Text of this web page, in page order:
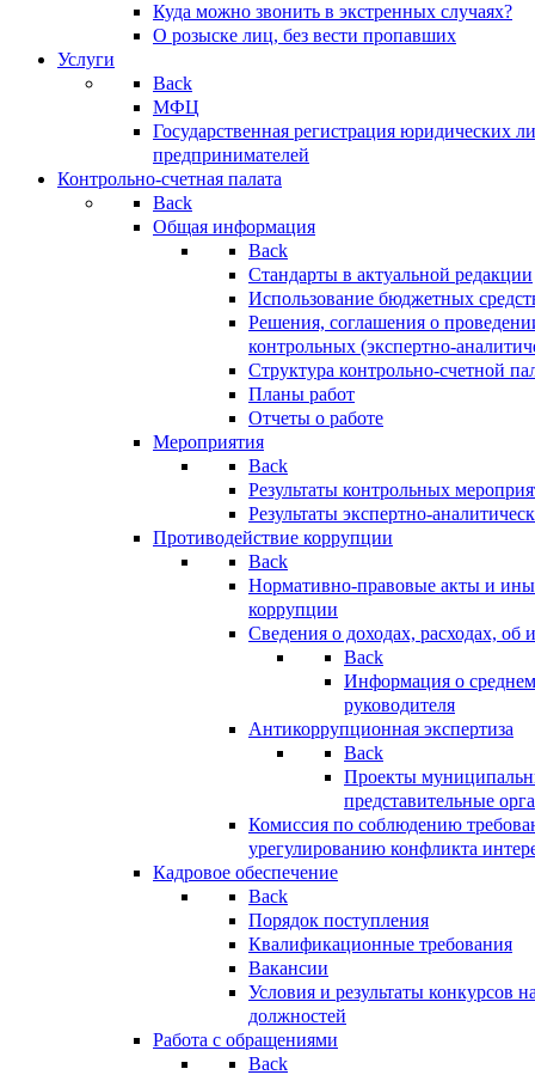
Куда можно звонить в экстренных случаях?
О розыске лиц, без вести пропавших
Услуги
Back
МФЦ
Государственная регистрация юридических
предпринимателей
Контрольно-счетная палата
Back
Общая информация
Back
Стандарты в актуальной редакции
Использование бюджетных
Решения, соглашения о
контрольных (экспертно-
Структура контрольно-счетной
Планы работ
Отчеты о работе
Мероприятия
Back
Результаты контрольных
Результаты экспертно-
Противодействие коррупции
Back
Нормативно-правовые акты и
коррупции
Сведения о доходах, расходах, об
Back
Информация о
руководителя
Антикоррупционная экспертиза
Back
Проекты
представительные
Комиссия по соблюдению
урегулированию конфликта
Кадровое обеспечение
Back
Порядок поступления
Квалификационные требования
Вакансии
Условия и результаты конкурсов
должностей
Работа с обращениями
Back